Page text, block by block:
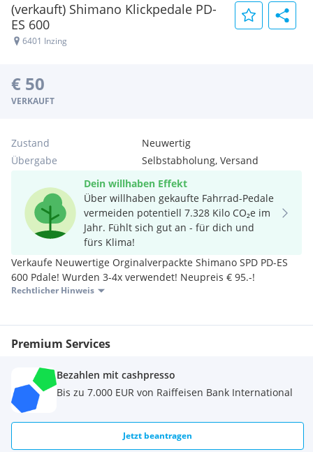
(verkauft) Shimano Klickpedale PD-
ES 600
6401 Inzing
€ 50
VERKAUFT
Zustand
Neuwertig
Übergabe
Selbstabholung, Versand
Dein willhaben Effekt
Über willhaben gekaufte Fahrrad-Pedale
vermeiden potentiell 7.328 Kilo CO₂e im
Jahr. Fühlt sich gut an - für dich und
fürs Klima!
Verkaufe Neuwertige Orginalverpackte Shimano SPD PD-ES
600 Pdale! Wurden 3-4x verwendet! Neupreis € 95.-!
Rechtlicher Hinweis
Premium Services
Bezahlen mit cashpresso
Bis zu 7.000 EUR von Raiffeisen Bank International
Jetzt beantragen